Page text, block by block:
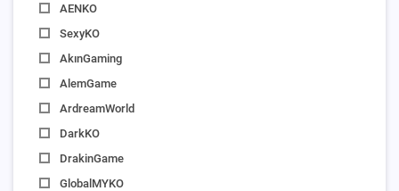
AENKO
SexyKO
AkınGaming
AlemGame
ArdreamWorld
DarkKO
DrakinGame
GlobalMYKO